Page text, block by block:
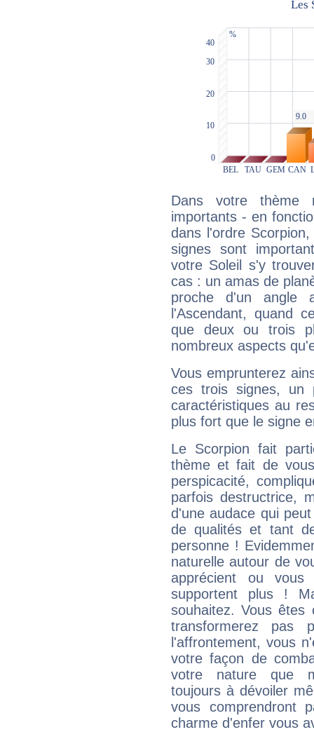
Dans votre thème
importants - en
dans l'ordre
signes sont
votre Soleil s'y
cas : un amas de
proche d'un
l'Ascendant, quand
que deux ou trois
nombreux aspects
Vous emprunterez
ces trois signes, un
caractéristiques au
plus fort que le signe
Le Scorpion fait
thème et fait de
perspicacité,
parfois destructrice,
d'une audace qui
de qualités et tant
personne !
naturelle autour de
apprécient ou
supportent plus !
souhaitez. Vous
transformerez pas
l'affrontement, vous
votre façon de
votre nature que
toujours à dévoiler
vous comprendront
charme d'enfer vous